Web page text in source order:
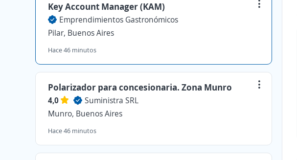
Key Account Manager (KAM)
Emprendimientos Gastronómicos
Pilar, Buenos Aires
Hace 46 minutos
Polarizador para concesionaria. Zona Munro
4,0
Suministra SRL
Munro, Buenos Aires
Hace 46 minutos